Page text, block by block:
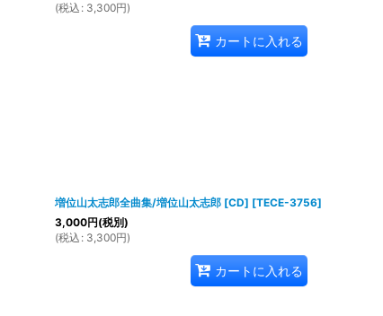
(税込 : 3,300円)
カートに入れる
増位山太志郎全曲集/増位山太志郎 [CD] [TECE-3756]
3,000円(税別)
(税込 : 3,300円)
カートに入れる